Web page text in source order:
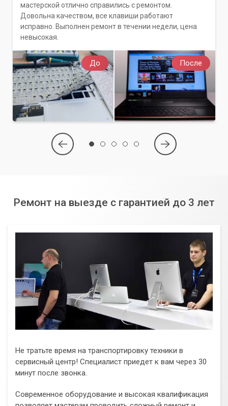
До После
мастерской отлично справились с ремонтом.
Довольна качеством, все клавиши работают
исправно. Выполнен ремонт в течении недели, цена
невысокая.
Ремонт на выезде с гарантией до 3 лет
Не тратьте время на транспортировку техники в
сервисный центр! Специалист приедет к вам через 30
минут после звонка.
Современное оборудование и высокая квалификация